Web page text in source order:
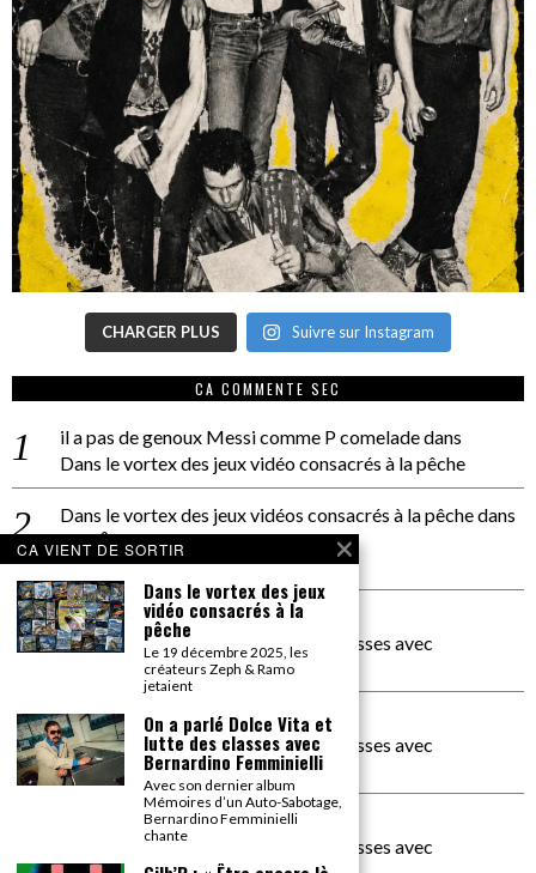
CHARGER PLUS Suivre sur Instagram
CA COMMENTE SEC
il a pas de genoux Messi comme P comeladedans
Dans le vortex des jeux vidéo consacrés à la pêche
Dans le vortex des jeux vidéos consacrés à la pêchedans
PACÔME THIELLEMENT
La séance d’Hip Gnose
La Patrie
dans
On a parlé Dolce Vita et lutte des classes avec
Bernardino Femminielli
carte noire negra à l'o tiededans
On a parlé Dolce Vita et lutte des classes avec
Bernardino Femminielli
moise et son mascarédans
On a parlé Dolce Vita et lutte des classes avec
CA VIENT DE SORTIR
Dans le vortex des jeux
vidéo consacrés à la
pêche
Le 19 décembre 2025, les
créateurs Zeph & Ramo
jetaient
On a parlé Dolce Vita et
lutte des classes avec
Bernardino Femminielli
Avec son dernier album
Mémoires d’un Auto-Sabotage,
Bernardino Femminielli
chante